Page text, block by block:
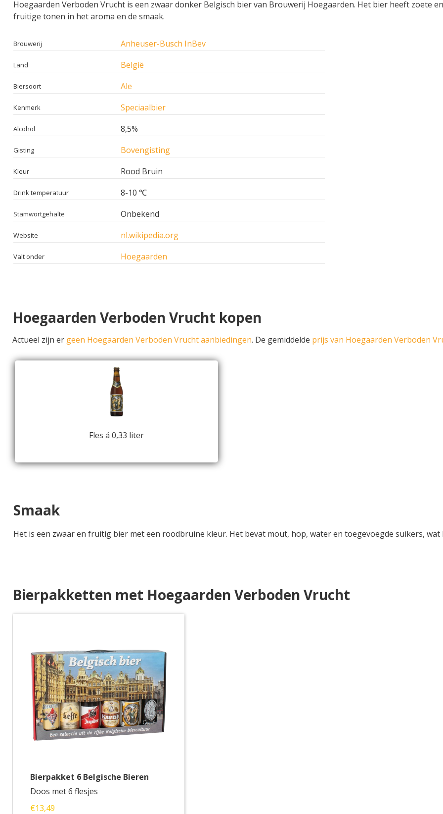
Hoegaarden Verboden Vrucht is een zwaar donker Belgisch bier van Brouwerij Hoegaarden. Het bier heeft zoete en
fruitige tonen in het aroma en de smaak.
Brouwerij Anheuser-Busch InBev
Land België
Biersoort Ale
Kenmerk Speciaalbier
Alcohol 8,5%
Gisting Bovengisting
Kleur Rood Bruin
Drink temperatuur 8-10 ℃
Stamwortgehalte Onbekend
Website nl.wikipedia.org
Valt onder Hoegaarden
Hoegaarden Verboden Vrucht kopen
Actueel zijn er geen Hoegaarden Verboden Vrucht aanbiedingen. De gemiddelde prijs van Hoegaarden Verboden
Fles á 0,33 liter
Smaak
Het is een zwaar en fruitig bier met een roodbruine kleur. Het bevat mout, hop, water en toegevoegde suikers,
Bierpakketten met Hoegaarden Verboden Vrucht
Bierpakket 6 Belgische Bieren
Doos met 6 flesjes
€13,49